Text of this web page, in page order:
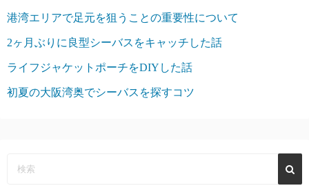
港湾エリアで足元を狙うことの重要性について
2ヶ月ぶりに良型シーバスをキャッチした話
ライフジャケットポーチをDIYした話
初夏の大阪湾奥でシーバスを探すコツ